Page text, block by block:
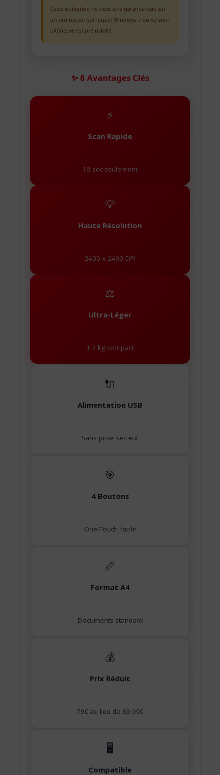
Cette opération ne peut être garantie que sur
un ordinateur sur lequel Windows 7 ou version
ultérieure est préinstallé.
✨ 8 Avantages Clés
⚡
Scan Rapide
10 sec seulement
💡
Haute Résolution
2400 x 2400 DPI
⚖️
Ultra-Léger
1.7 kg compact
🔌
Alimentation USB
Sans prise secteur
🎯
4 Boutons
One-Touch facile
📏
Format A4
Documents standard
💰
Prix Réduit
79€ au lieu de 89,90€
🖥️
Compatible